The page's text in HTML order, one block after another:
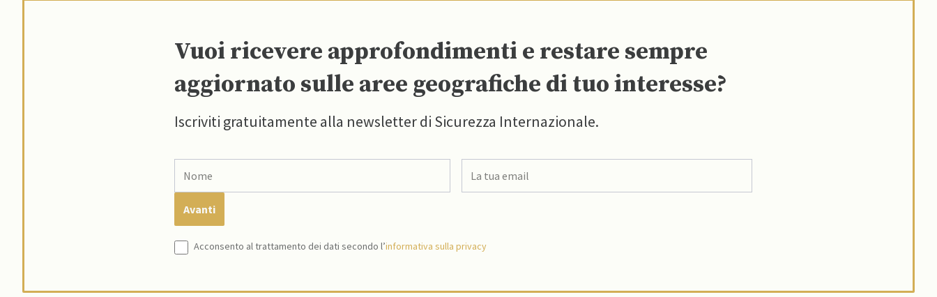
Vuoi ricevere approfondimenti e restare sempre
aggiornato sulle aree geografiche di tuo interesse?
Iscriviti gratuitamente alla newsletter di Sicurezza Internazionale.
Acconsento al trattamento dei dati secondo l’informativa sulla privacy